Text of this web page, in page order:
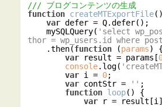
/// ブログコンテンツの生成
function createMTExportFile(
var defer = Q.defer();
    mySQLQuery(
'select
thor = wp_users.id where
    .then(
function (params) {
var result = params[
console.log(
var i = 0;
var contStr = '' ;
function loop( ) {
var r =